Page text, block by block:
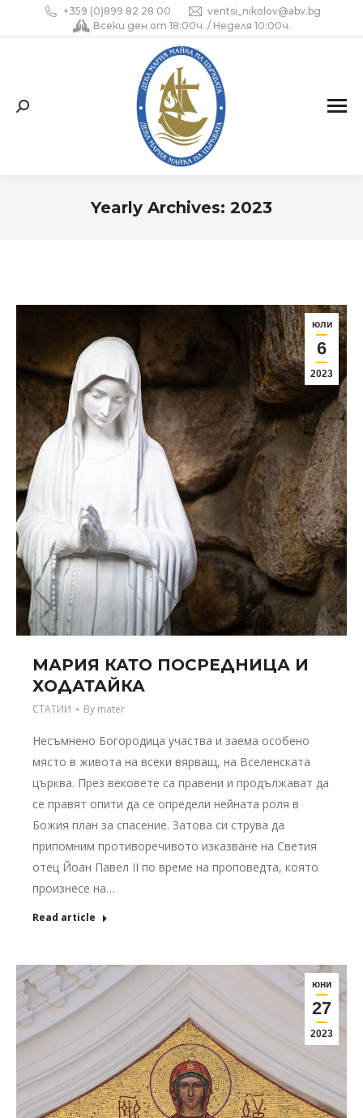
+359 (0)899 82 28 00
ventsi_nikolov@abv.bg
Всеки ден от 18:00ч. / Неделя 10:00ч.
Search:
Yearly Archives: 2023
юли
6
2023
МАРИЯ КАТО ПОСРЕДНИЦА И
ХОДАТАЙКА
СТАТИИ By mater
Несъмнено Богородица участва и заема особено
място в живота на всеки вярващ, на Вселенската
църква. През вековете са правени и продължават да
се правят опити да се определи нейната роля в
Божия план за спасение. Затова си струва да
припомним противоречивото изказване на Светия
отец Йоан Павел II по време на проповедта, която
произнесе на…
Read article
юни
27
2023